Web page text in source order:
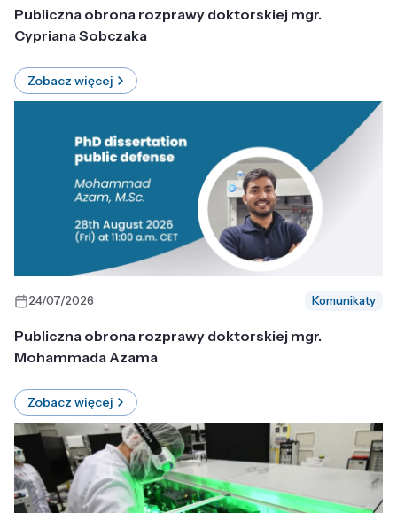
Publiczna obrona rozprawy doktorskiej mgr.
Cypriana Sobczaka
Zobacz więcej
24/07/2026 Komunikaty
Publiczna obrona rozprawy doktorskiej mgr.
Mohammada Azama
Zobacz więcej